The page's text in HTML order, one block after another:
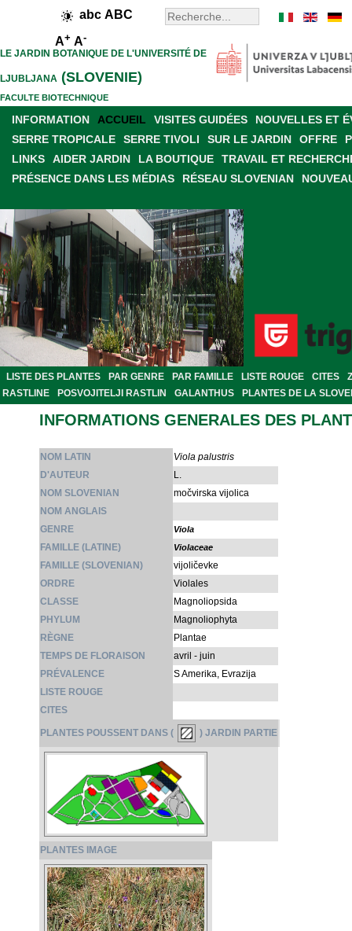
abc ABC
A+ A-
LE JARDIN BOTANIQUE DE L'UNIVERSITÉ DE
LJUBLJANA (SLOVENIE)
FACULTE BIOTECHNIQUE
INFORMATION ACCUEIL VISITES GUIDÉES
NOUVELLES ET
SERRE TROPICALE
SERRE TIVOLI SUR LE JARDIN OFFRE
LINKS
AIDER JARDIN LA BOUTIQUE
TRAVAIL ET
PRÉSENCE DANS LES MÉDIAS
RÉSEAU SLOVENIAN
LISTE DES PLANTES PAR GENRE PAR FAMILLE LISTE ROUGE CITES
RASTLINE
POSVOJITELJI RASTLIN GALANTHUS PLANTES DE LA
INFORMATIONS GENERALES DES
NOM LATIN
Viola palustris
D'AUTEUR
L.
NOM SLOVENIAN
močvirska vijolica
NOM ANGLAIS
GENRE
Viola
FAMILLE (LATINE) Violaceae
FAMILLE (SLOVENIAN)
vijoličevke
ORDRE
Violales
CLASSE
Magnoliopsida
PHYLUM
Magnoliophyta
RÈGNE
Plantae
TEMPS DE FLORAISON
avril - juin
PRÉVALENCE
S Amerika, Evrazija
LISTE ROUGE
CITES
PLANTES POUSSENT DANS ( ) JARDIN PARTIE
PLANTES IMAGE